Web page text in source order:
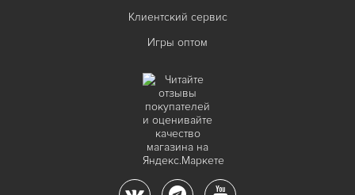
Клиентский сервис
Игры оптом